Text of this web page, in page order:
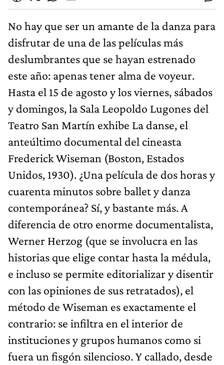
No hay que ser un amante de la danza para
disfrutar de una de las películas más
deslumbrantes que se hayan estrenado
este año: apenas tener alma de voyeur.
Hasta el 15 de agosto y los viernes, sábados
y domingos, la Sala Leopoldo Lugones del
Teatro San Martín exhibe La danse, el
anteúltimo documental del cineasta
Frederick Wiseman (Boston, Estados
Unidos, 1930). ¿Una película de dos horas y
cuarenta minutos sobre ballet y danza
contemporánea? Sí, y bastante más. A
diferencia de otro enorme documentalista,
Werner Herzog (que se involucra en las
historias que elige contar hasta la médula,
e incluso se permite editorializar y disentir
con las opiniones de sus retratados), el
método de Wiseman es exactamente el
contrario: se infiltra en el interior de
instituciones y grupos humanos como si
fuera un fisgón silencioso. Y callado, desde